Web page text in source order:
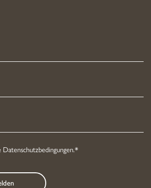
Datenschutzbedingungen.*